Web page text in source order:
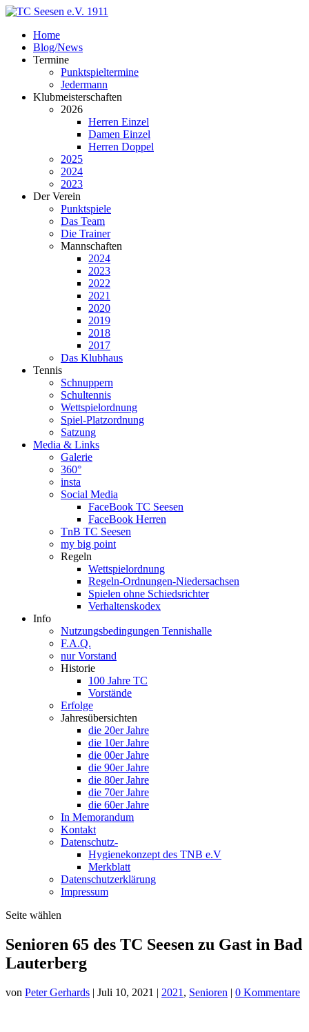
Home
Blog/News
Termine
Punktspieltermine
Jedermann
Klubmeisterschaften
2026
Herren Einzel
Damen Einzel
Herren Doppel
2025
2024
2023
Der Verein
Punktspiele
Das Team
Die Trainer
Mannschaften
2024
2023
2022
2021
2020
2019
2018
2017
Das Klubhaus
Tennis
Schnuppern
Schultennis
Wettspielordnung
Spiel-Platzordnung
Satzung
Media & Links
Galerie
360°
insta
Social Media
FaceBook TC Seesen
FaceBook Herren
TnB TC Seesen
my big point
Regeln
Wettspielordnung
Regeln-Ordnungen-Niedersachsen
Spielen ohne Schiedsrichter
Verhaltenskodex
Info
Nutzungsbedingungen Tennishalle
F.A.Q.
nur Vorstand
Historie
100 Jahre TC
Vorstände
Erfolge
Jahresübersichten
die 20er Jahre
die 10er Jahre
die 00er Jahre
die 90er Jahre
die 80er Jahre
die 70er Jahre
die 60er Jahre
In Memorandum
Kontakt
Datenschutz-
Hygienekonzept des TNB e.V
Merkblatt
Datenschutzerklärung
Impressum
Seite wählen
Senioren 65 des TC Seesen zu Gast in Bad
Lauterberg
von Peter Gerhards | Juli 10, 2021 | 2021 , Senioren | 0 Kommentare